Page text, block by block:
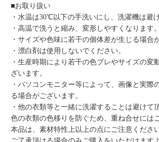
■お取り扱い
・水温は30℃以下の手洗いにし、洗濯機は避
・高温で洗うと縮み、変形しやすくなります。
・サイズや色味に若干の個体差が生じる場合
・漂白剤は使用しないでください。
・生産時期により若干の色ブレやサイズの変
ざいます。
・パソコンモニター等によって、画像と実際
る場合がございます。
・他の衣類等と一緒に洗濯することは避けて
色の衣類の色移りを防ぐため、重ね合せには
本品は、素材特性上以上の点にご注意ください